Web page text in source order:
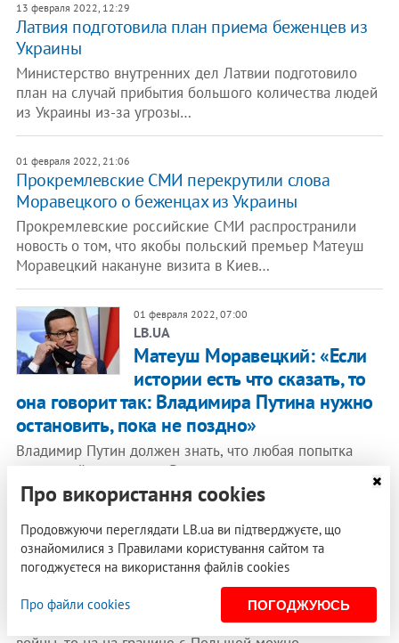
13 февраля 2022, 12:29
Латвия подготовила план приема беженцев из
Украины
Министерство внутренних дел Латвии подготовило
план на случай прибытия большого количества людей
из Украины из-за угрозы…
01 февраля 2022, 21:06
Прокремлевские СМИ перекрутили слова
Моравецкого о беженцах из Украины
Прокремлевские российские СМИ распространили
новость о том, что якобы польский премьер Матеуш
Моравецкий накануне визита в Киев…
01 февраля 2022, 07:00
LB.UA
Матеуш Моравецкий: «Если
истории есть что сказать, то
она говорит так: Владимира Путина нужно
остановить, пока не поздно»
Владимир Путин должен знать, что любая попытка
начать войну принесет России экономическую
катастрофу. Интервью премьер-министра Польши.
29 января 2022, 18:57
Польша ожидает до миллиона беженцев в
случае вторжения России в Украину
Вице-министр внутренних дел и администрации
Польши Мацей Вонсик считает, что если дойдет до
Про використання cookies
Продовжуючи переглядати LB.ua ви підтверджуєте, що
ознайомилися з Правилами користування сайтом та
погоджуєтеся на використання файлів cookies
Про файли cookies ПОГОДЖУЮСЬ